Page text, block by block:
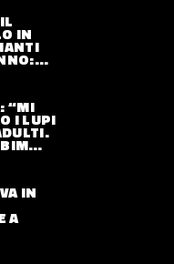
IN
“MI
I LUPI
IN
A